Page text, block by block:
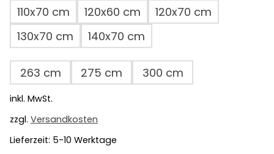
110x70 cm 120x60 cm
120x70 cm
130x70 cm
140x70 cm
263 cm 275 cm 300 cm
inkl. MwSt.
zzgl. Versandkosten
Lieferzeit: 5-10 Werktage